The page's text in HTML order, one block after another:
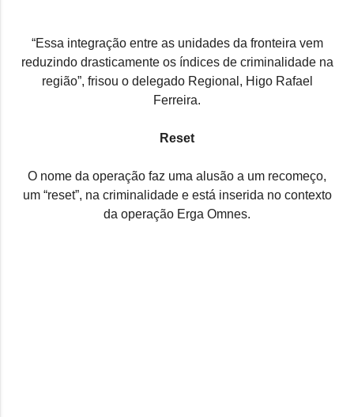
“Essa integração entre as unidades da fronteira vem
reduzindo drasticamente os índices de criminalidade na
região”, frisou o delegado Regional, Higo Rafael
Ferreira.
Reset
O nome da operação faz uma alusão a um recomeço,
um “reset”, na criminalidade e está inserida no contexto
da operação Erga Omnes.